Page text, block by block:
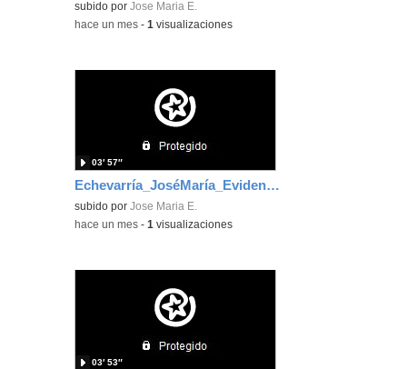
subido porJose Maria E.
-hace un mes -1 visualizaciones
Echevarría_JoséMaría_EvidenciaÁrea_3
subido porJose Maria E.
03′ 57″
-hace un mes -1 visualizaciones
03′ 53″